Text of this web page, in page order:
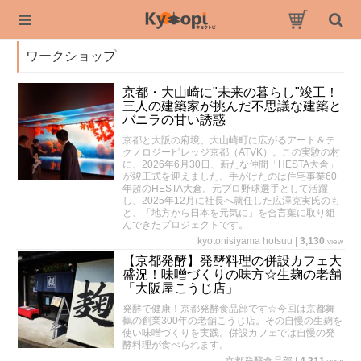
ワークショップ
京都・大山崎に"未来の暮らし"竣工！
三人の建築家が挑んだ不思議な建築と
バニラの甘い誘惑
京都と大阪の府境、大山崎町に広がるアート＆テ
クノロジービレッジ京都（ATVK）。この実験の村
に、2026年6月30日、新たな仲間「HESTA大倉」
が竣工式を迎えました。手がけたのは住宅事業60
年超のHESTA大倉。元プロ野球選手として活躍
し、2025年12月に社長へ就任した広澤克実氏のも
と、「地方から日本を元気に」を合言葉に取り組
んできたプロジェクトです。
kyotonisiyama hotsuu
3,130 view
【京都発酵】発酵料理の併設カフェ大
盛況！味噌づくりの味方☆生麹の老舗
「大阪屋こうじ店」
発酵で健康！京都発酵食品部です☆今回は京都舞
鶴の創業300年の老舗こうじ店。その自慢の生麹を
使い味噌づくりを実践。併設カフェでは自慢の発
酵料理が食べられます。